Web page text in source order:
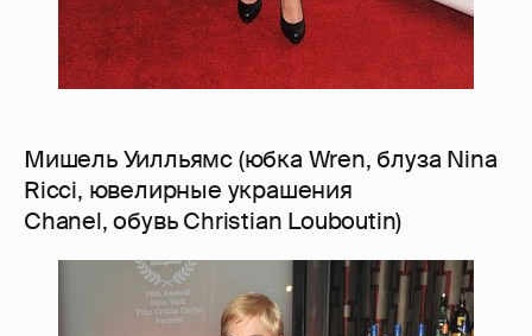
Мишель Уилльямс (юбка Wren, блуза Nina
Ricci, ювелирные украшения
Chanel, обувь Christian Louboutin)